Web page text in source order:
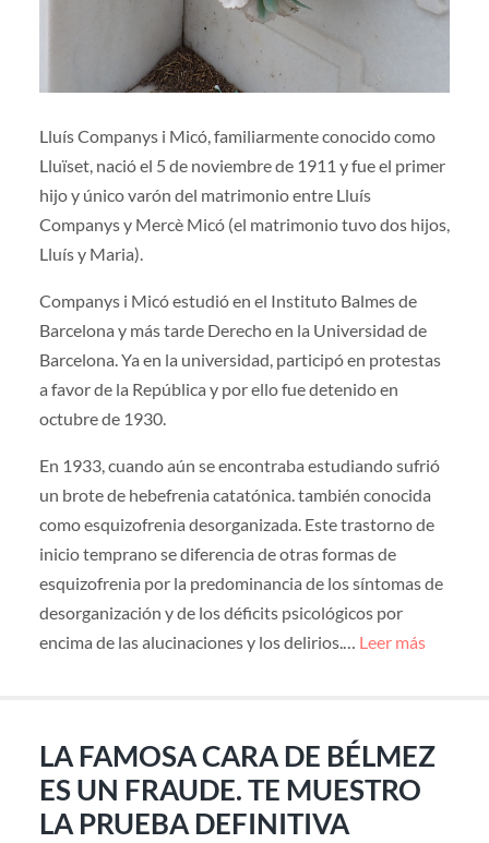
Lluís Companys i Micó, familiarmente conocido como
Lluïset, nació el 5 de noviembre de 1911 y fue el primer
hijo y único varón del matrimonio entre Lluís
Companys y Mercè Micó (el matrimonio tuvo dos hijos,
Lluís y Maria).
Companys i Micó estudió en el Instituto Balmes de
Barcelona y más tarde Derecho en la Universidad de
Barcelona. Ya en la universidad, participó en protestas
a favor de la República y por ello fue detenido en
octubre de 1930.
En 1933, cuando aún se encontraba estudiando sufrió
un brote de hebefrenia catatónica. también conocida
como esquizofrenia desorganizada. Este trastorno de
inicio temprano se diferencia de otras formas de
esquizofrenia por la predominancia de los síntomas de
desorganización y de los déficits psicológicos por
encima de las alucinaciones y los delirios.… Leer más
LA FAMOSA CARA DE BÉLMEZ
ES UN FRAUDE. TE MUESTRO
LA PRUEBA DEFINITIVA